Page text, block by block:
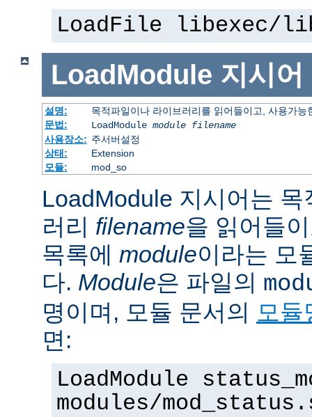
LoadFile libexec/
LoadModule 지시어
설명:
목적파일이나 라이브러리를 읽어들이고, 사용가능
문법:
LoadModule module filename
사용장소: 주서버설정
상태:
Extension
모듈:
mod_so
LoadModule 지시어는
러리 filename을 읽어들
목록에 module이라는 모
다. Module은 파일의
명이며, 모듈 문서의 모듈
면:
LoadModule
modules/